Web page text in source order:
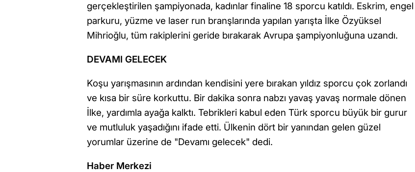
gerçekleştirilen şampiyonada, kadınlar finaline 18 sporcu katıldı. Eskrim, engel
parkuru, yüzme ve laser run branşlarında yapılan yarışta İlke Özyüksel
Mihrioğlu, tüm rakiplerini geride bırakarak Avrupa şampiyonluğuna uzandı.
DEVAMI GELECEK
Koşu yarışmasının ardından kendisini yere bırakan yıldız sporcu çok zorlandı
ve kısa bir süre korkuttu. Bir dakika sonra nabzı yavaş yavaş normale dönen
İlke, yardımla ayağa kalktı. Tebrikleri kabul eden Türk sporcu büyük bir gurur
ve mutluluk yaşadığını ifade etti. Ülkenin dört bir yanından gelen güzel
yorumlar üzerine de "Devamı gelecek" dedi.
Haber Merkezi